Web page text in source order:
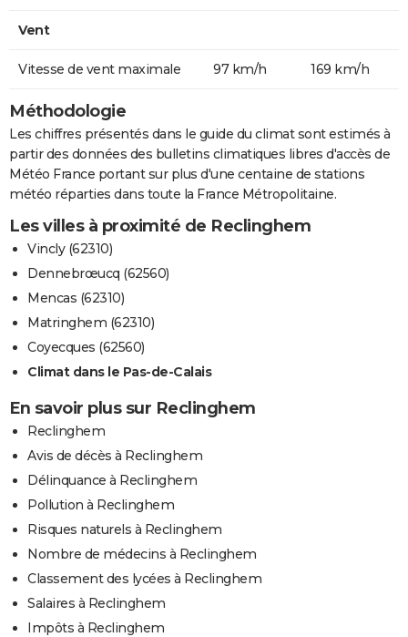
Vent
Vitesse de vent maximale 97 km/h 169 km/h
Méthodologie
Les chiffres présentés dans le guide du climat sont estimés à
partir des données des bulletins climatiques libres d'accès de
Météo France portant sur plus d'une centaine de stations
météo réparties dans toute la France Métropolitaine.
Les villes à proximité de Reclinghem
Vincly (62310)
Dennebrœucq (62560)
Mencas (62310)
Matringhem (62310)
Coyecques (62560)
Climat dans le Pas-de-Calais
En savoir plus sur Reclinghem
Reclinghem
Avis de décès à Reclinghem
Délinquance à Reclinghem
Pollution à Reclinghem
Risques naturels à Reclinghem
Nombre de médecins à Reclinghem
Classement des lycées à Reclinghem
Salaires à Reclinghem
Impôts à Reclinghem